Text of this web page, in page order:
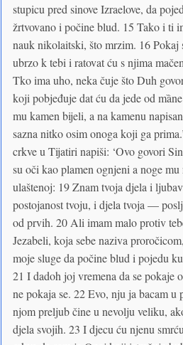
stupicu pred sinove Izraelove, da
žrtvovano i počine blud. 15 Tako i ti
nauk nikolaitski, što mrzim. 16 Pokaj
ubrzo k tebi i ratovat ću s njima
Tko ima uho, neka čuje što Duh
koji pobjeđuje dat ću da jede od
mu kamen bijeli, a na kamenu
sazna nitko osim onoga koji ga
crkve u Tijatiri napiši: ‘Ovo govori
su oči kao plamen ognjeni a noge
ulaštenoj: 19 Znam tvoja djela i
postojanost tvoju, i djela tvoja —
od prvih. 20 Ali imam malo protiv
Jezabeli, koja sebe naziva
moje sluge da počine blud i pojedu
21 I dadoh joj vremena da se pokaje
ne pokaja se. 22 Evo, nju ja bacam u
njom preljub čine u nevolju veliku,
djela svojih. 23 I djecu ću njenu